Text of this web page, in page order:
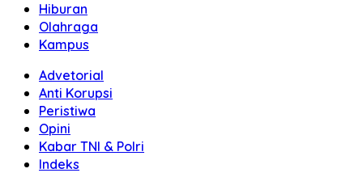
Hiburan
Olahraga
Kampus
Advetorial
Anti Korupsi
Peristiwa
Opini
Kabar TNI & Polri
Indeks